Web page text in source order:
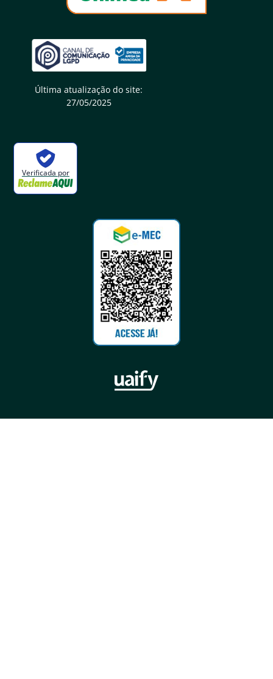
Última atualização do site:
27/05/2025
Verificada por